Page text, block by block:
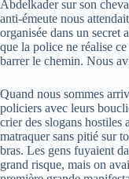
Abdelkader sur son
anti-émeute nous
organisée dans un secret
que la police ne réalise
barrer le chemin. Nous
Quand nous sommes
policiers avec leurs
crier des slogans hostiles
matraquer sans pitié sur
bras. Les gens fuyaient
grand risque, mais on